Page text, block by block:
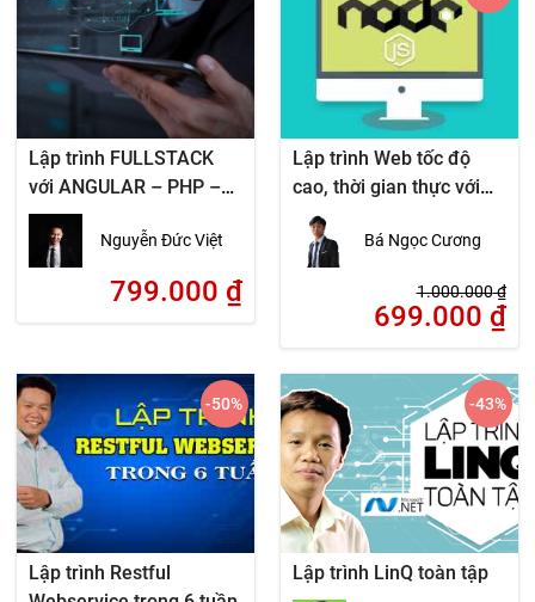
Lập trình FULLSTACK
với ANGULAR – PHP –
MYSQL
Nguyễn Đức Việt
799.000 ₫
Lập trình Web tốc độ
cao, thời gian thực với
NodeJS
Bá Ngọc Cương
1.000.000₫
699.000 ₫
Lập trình Restful
-50%
Lập trình LinQ toàn tập
-43%